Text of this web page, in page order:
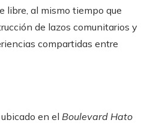
libre, al mismo tiempo que
de lazos comunitarios y
compartidas entre
en el Boulevard Hato